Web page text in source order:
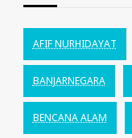
AFIF NURHIDAYAT
BANJARNEGARA
BENCANA ALAM